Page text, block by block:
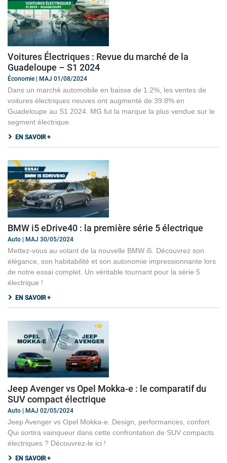
Voitures Électriques : Revue du marché de la
Guadeloupe – S1 2024
Économie | MAJ 01/08/2024
Dans un marché automobile en baisse de 1.2%, les ventes de
voitures électriques neuves ont augmenté de 39.8% en
Guadeloupe au S1 2024. MG fut la marque la plus vendue sur le
segment électrique.
EN SAVOIR +
BMW i5 eDrive40 : la première série 5 électrique
Auto | MAJ 30/05/2024
Mettez-vous au volant de la nouvelle BMW i5. Découvrez son
élégance, son habitabilité et son autonomie impressionnante lors
de notre essai complet. Un véritable tournant pour la série 5
électrique !
EN SAVOIR +
Jeep Avenger vs Opel Mokka-e : le comparatif du
SUV compact électrique
Auto | MAJ 02/05/2024
Jeep Avenger vs Opel Mokka-e. Design, performances, confort.
Qui sortira vainqueur dans cette confrontation de SUV compacts
électriques ? Découvrez-le ici !
EN SAVOIR +